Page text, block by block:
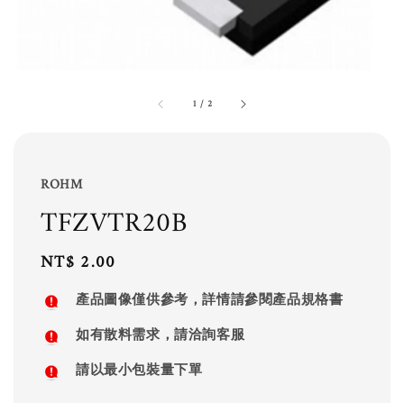
1 / 2
ROHM
TFZVTR20B
Regular
price
NT$ 2.00
產品圖像僅供參考，詳情請參閱產品規格書
如有散料需求，請洽詢客服
請以最小包裝量下單